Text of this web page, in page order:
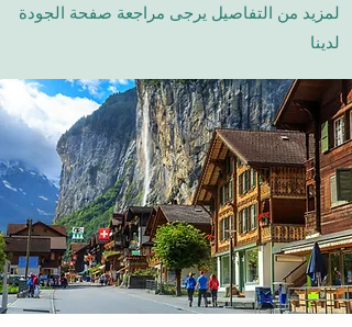
لمزيد من التفاصيل يرجى مراجعة صفحة الجودة
لدينا